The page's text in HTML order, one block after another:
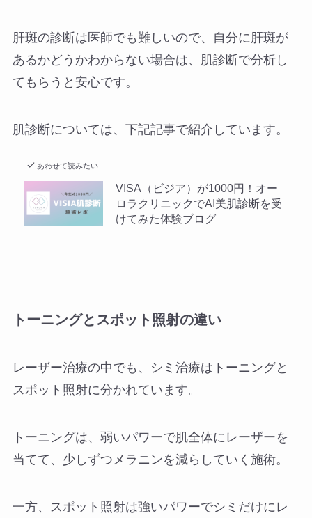
肝斑の診断は医師でも難しいので、自分に肝斑が
あるかどうかわからない場合は、肌診断で分析し
てもらうと安心です。
肌診断については、下記記事で紹介しています。
あわせて読みたい
VISA（ビジア）が1000円！オー
ロラクリニックでAI美肌診断を受
けてみた体験ブログ
トーニングとスポット照射の違い
レーザー治療の中でも、シミ治療はトーニングと
スポット照射に分かれています。
トーニングは、弱いパワーで肌全体にレーザーを
当てて、少しずつメラニンを減らしていく施術。
一方、スポット照射は強いパワーでシミだけにレ